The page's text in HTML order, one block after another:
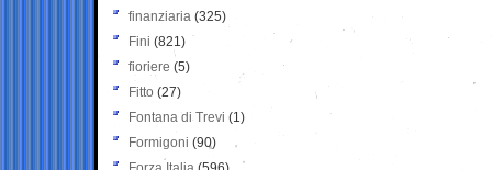
finanziaria (325)
Fini (821)
fioriere (5)
Fitto (27)
Fontana di Trevi (1)
Formigoni (90)